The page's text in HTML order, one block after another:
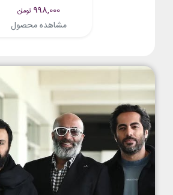
998,000 تومان
مشاهده محصول